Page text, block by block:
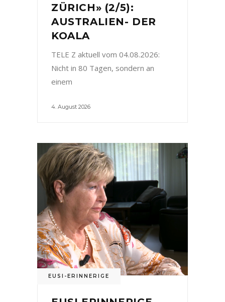
ZÜRICH» (2/5):
AUSTRALIEN- DER
KOALA
TELE Z aktuell vom 04.08.2026:
Nicht in 80 Tagen, sondern an
einem
4. August 2026
EUSI-ERINNERIGE